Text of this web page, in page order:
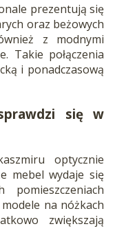
prezentują się
oraz beżowych
z modnymi
Takie połączenia
i ponadczasową
się w
optycznie
mebel wydaje się
na nóżkach
zwiększają